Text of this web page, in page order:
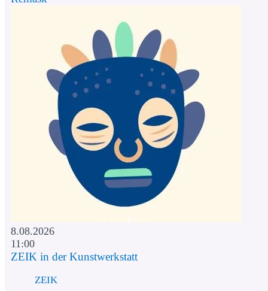
8.08.2026
11:00
ZEIK in der Kunstwerkstatt
ZEIK